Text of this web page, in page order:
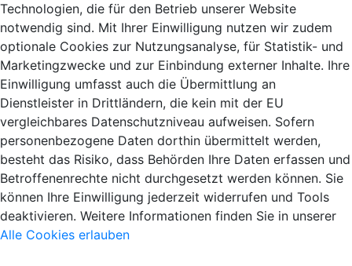
Technologien, die für den Betrieb unserer Website
notwendig sind. Mit Ihrer Einwilligung nutzen wir zudem
optionale Cookies zur Nutzungsanalyse, für Statistik- und
Marketingzwecke und zur Einbindung externer Inhalte. Ihre
Einwilligung umfasst auch die Übermittlung an
Dienstleister in Drittländern, die kein mit der EU
vergleichbares Datenschutzniveau aufweisen. Sofern
personenbezogene Daten dorthin übermittelt werden,
besteht das Risiko, dass Behörden Ihre Daten erfassen und
Betroffenenrechte nicht durchgesetzt werden können. Sie
können Ihre Einwilligung jederzeit widerrufen und Tools
deaktivieren. Weitere Informationen finden Sie in unserer
Alle Cookies erlauben